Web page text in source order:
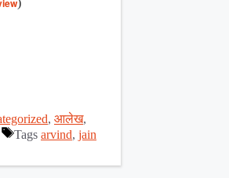
)
, आलेख,
Tags arvind, jain